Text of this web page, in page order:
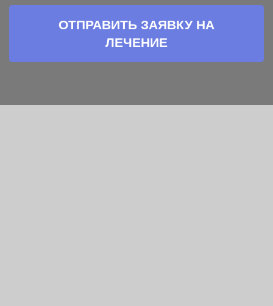
ОТПРАВИТЬ ЗАЯВКУ НА
ЛЕЧЕНИЕ